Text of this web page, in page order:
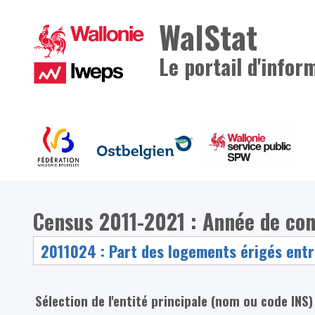
WalStat
Le portail
Census 2011-2021 : Année de
Sélection de l'entité principale (nom ou code INS)